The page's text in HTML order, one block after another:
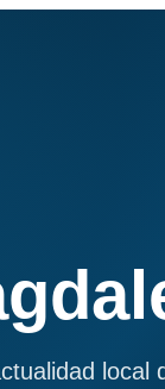
local